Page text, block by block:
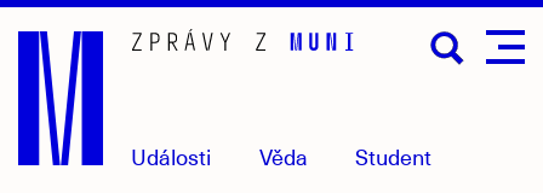
Přejít
hlavní
obsah
Události Věda Student